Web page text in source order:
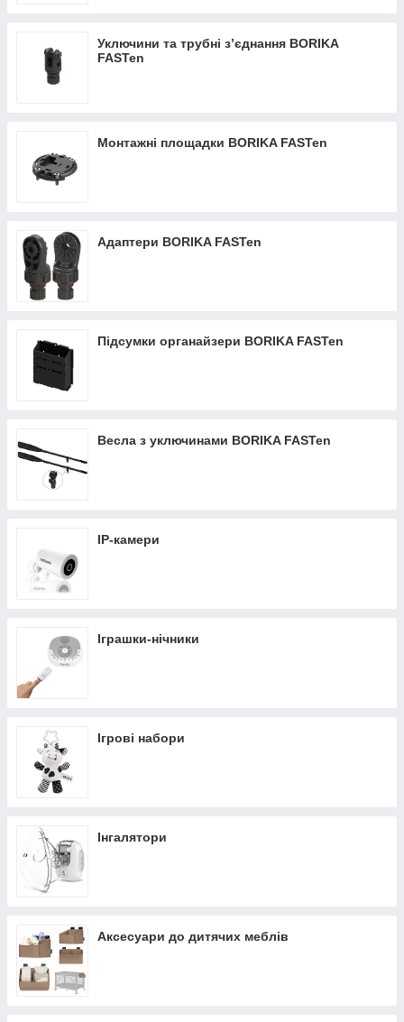
Уключини та трубні з’єднання BORIKA
FASTen
Монтажні площадки BORIKA FASTen
Адаптери BORIKA FASTen
Підсумки органайзери BORIKA FASTen
Весла з уключинами BORIKA FASTen
IP-камери
Іграшки-нічники
Ігрові набори
Інгалятори
Аксесуари до дитячих меблів